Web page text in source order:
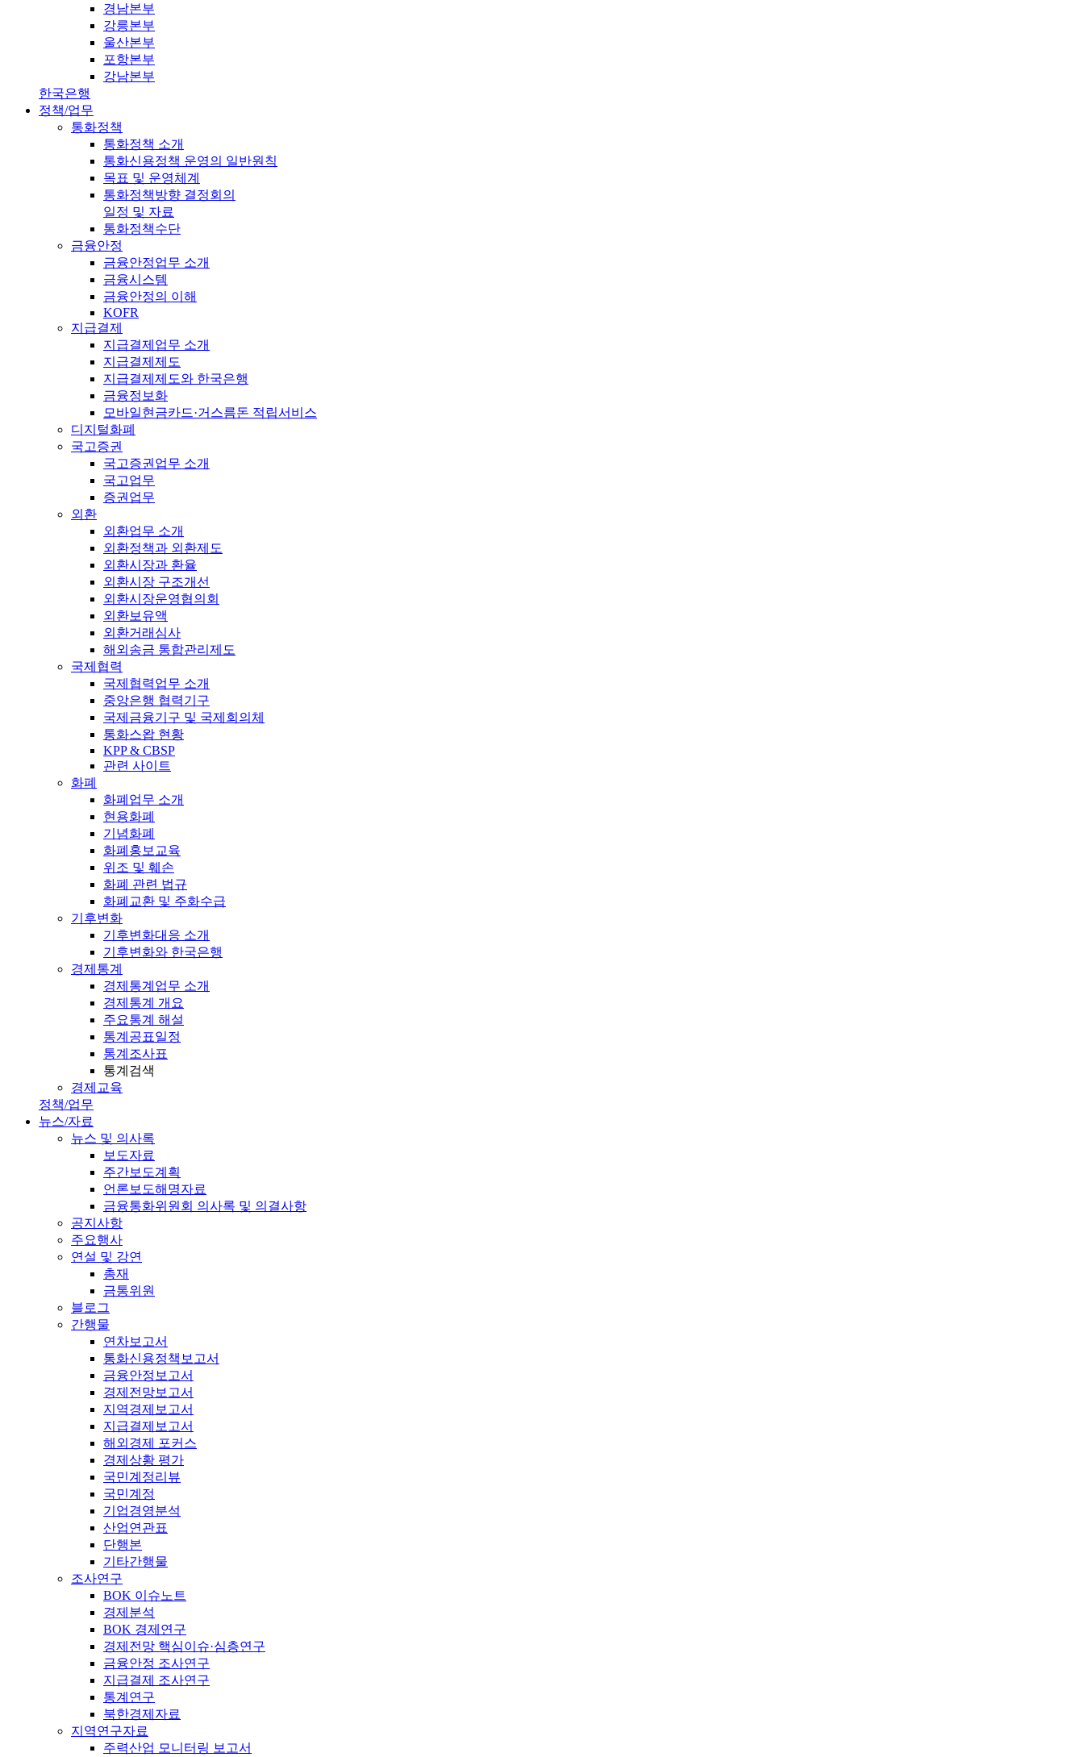
경남본부
강릉본부
울산본부
포항본부
강남본부
한국은행
정책/업무
통화정책
통화정책 소개
통화신용정책 운영의 일반원칙
목표 및 운영체계
통화정책방향 결정회의
일정 및 자료
통화정책수단
금융안정
금융안정업무 소개
금융시스템
금융안정의 이해
KOFR
지급결제
지급결제업무 소개
지급결제제도
지급결제제도와 한국은행
금융정보화
모바일현금카드·거스름돈 적립서비스
디지털화폐
국고증권
국고증권업무 소개
국고업무
증권업무
외환
외환업무 소개
외환정책과 외환제도
외환시장과 환율
외환시장 구조개선
외환시장운영협의회
외환보유액
외환거래심사
해외송금 통합관리제도
국제협력
국제협력업무 소개
중앙은행 협력기구
국제금융기구 및 국제회의체
통화스왑 현황
KPP & CBSP
관련 사이트
화폐
화폐업무 소개
현용화폐
기념화폐
화폐홍보교육
위조 및 훼손
화폐 관련 법규
화폐교환 및 주화수급
기후변화
기후변화대응 소개
기후변화와 한국은행
경제통계
경제통계업무 소개
경제통계 개요
주요통계 해설
통계공표일정
통계조사표
통계검색
경제교육
정책/업무
뉴스/자료
뉴스 및 의사록
보도자료
주간보도계획
언론보도해명자료
금융통화위원회 의사록 및 의결사항
공지사항
주요행사
연설 및 강연
총재
금통위원
블로그
간행물
연차보고서
통화신용정책보고서
금융안정보고서
경제전망보고서
지역경제보고서
지급결제보고서
해외경제 포커스
경제상황 평가
국민계정리뷰
국민계정
기업경영분석
산업연관표
단행본
기타간행물
조사연구
BOK 이슈노트
경제분석
BOK 경제연구
경제전망 핵심이슈·심층연구
금융안정 조사연구
지급결제 조사연구
통계연구
북한경제자료
지역연구자료
주력산업 모니터링 보고서